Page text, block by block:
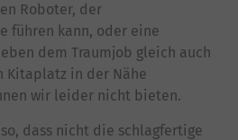
Roboter, der
führen kann, oder eine
dem Traumjob gleich auch
Kitaplatz in der Nähe
wir leider nicht bieten.
dass nicht die schlagfertige